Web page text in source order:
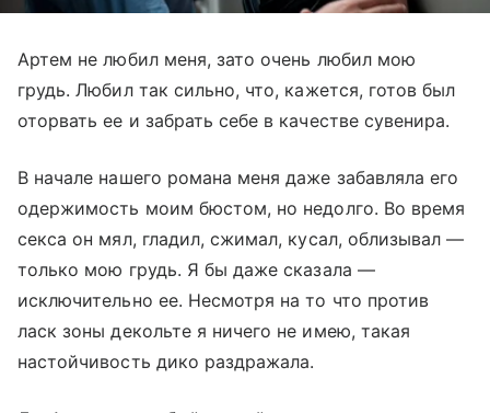
Артем не любил меня, зато очень любил мою
грудь. Любил так сильно, что, кажется, готов был
оторвать ее и забрать себе в качестве сувенира.
В начале нашего романа меня даже забавляла его
одержимость моим бюстом, но недолго. Во время
секса он мял, гладил, сжимал, кусал, облизывал —
только мою грудь. Я бы даже сказала —
исключительно ее. Несмотря на то что против
ласк зоны декольте я ничего не имею, такая
настойчивость дико раздражала.